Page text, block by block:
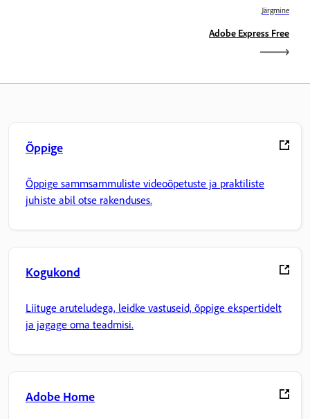
Järgmine
Adobe Express Free
Õppige
Õppige sammsammuliste videoõpetuste ja praktiliste
juhiste abil otse rakenduses.
Kogukond
Liituge aruteludega, leidke vastuseid, õppige ekspertidelt
ja jagage oma teadmisi.
Adobe Home